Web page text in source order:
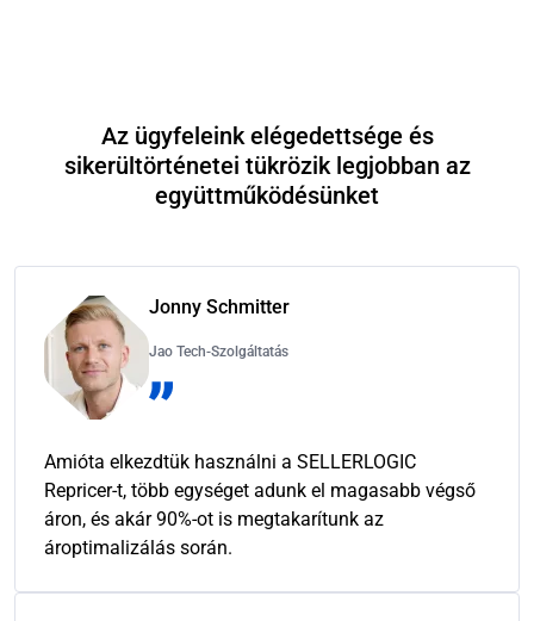
Az ügyfeleink elégedettsége és
sikerültörténetei tükrözik legjobban az
együttműködésünket
Jonny Schmitter
Jao Tech-Szolgáltatás
Amióta elkezdtük használni a SELLERLOGIC
Repricer-t, több egységet adunk el magasabb végső
áron, és akár 90%-ot is megtakarítunk az
ároptimalizálás során.